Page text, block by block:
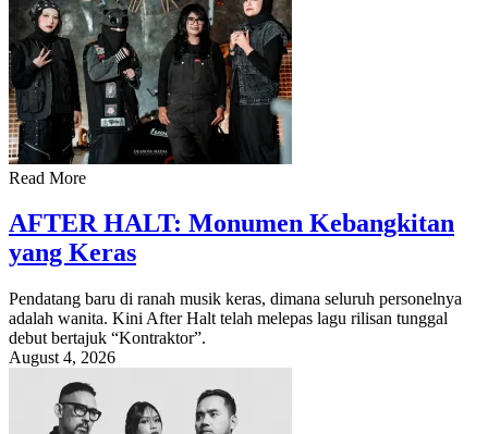
Read More
AFTER HALT: Monumen Kebangkitan
yang Keras
Pendatang baru di ranah musik keras, dimana seluruh personelnya
adalah wanita. Kini After Halt telah melepas lagu rilisan tunggal
debut bertajuk “Kontraktor”.
August 4, 2026